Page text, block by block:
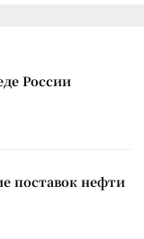
России
поставок нефти